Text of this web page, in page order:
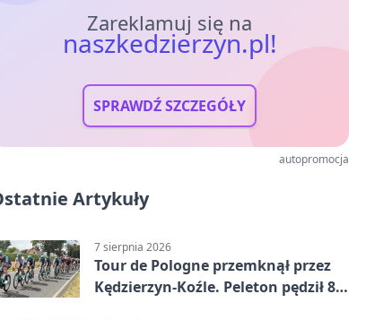
Zareklamuj się na
naszkedzierzyn.pl!
SPRAWDŹ SZCZEGÓŁY
autopromocja
Artykuły
7 sierpnia 2026
Tour de Pologne przemknął przez
Kędzierzyn-Koźle. Peleton pędził 80